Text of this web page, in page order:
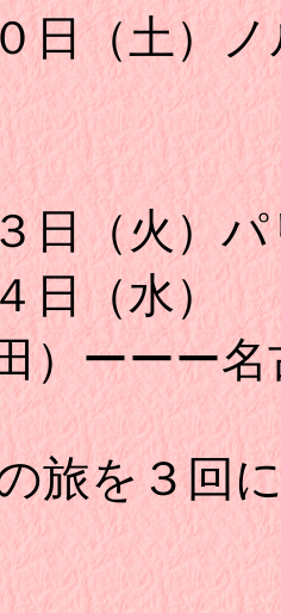
（土）ノ
（火）パ
１
）ーーー
旅を３回